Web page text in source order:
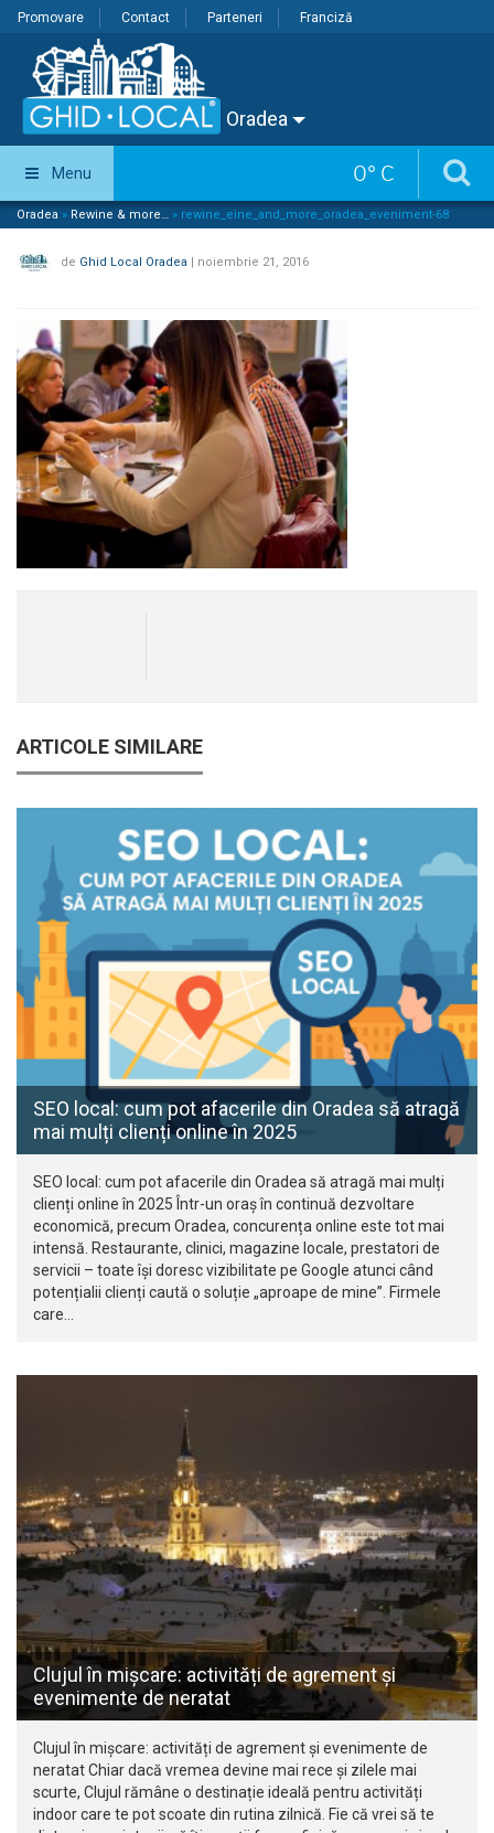
Promovare Contact Parteneri Franciză
Oradea
0° C
Menu
Oradea » Rewine & more… » rewine_eine_and_more_oradea_eveniment-68
de Ghid Local Oradea | noiembrie 21, 2016
ARTICOLE SIMILARE
SEO local: cum pot afacerile din Oradea să atragă
mai mulți clienți online în 2025
SEO local: cum pot afacerile din Oradea să atragă mai mulți
clienți online în 2025 Într-un oraș în continuă dezvoltare
economică, precum Oradea, concurența online este tot mai
intensă. Restaurante, clinici, magazine locale, prestatori de
servicii – toate își doresc vizibilitate pe Google atunci când
potențialii clienți caută o soluție „aproape de mine”. Firmele
care…
Clujul în mișcare: activități de agrement și
evenimente de neratat
Clujul în mișcare: activități de agrement și evenimente de
neratat Chiar dacă vremea devine mai rece și zilele mai
scurte, Clujul rămâne o destinație ideală pentru activități
indoor care te pot scoate din rutina zilnică. Fie că vrei să te